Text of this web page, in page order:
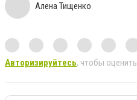
Алена Тищенко
Авторизируйтесь, чтобы оценить